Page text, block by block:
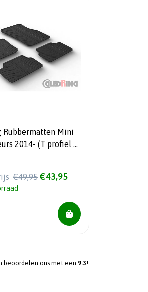
Rubbermatten Mini
2014- (T profiel 4-
€49,95 €43,95
beoordelen ons met een 9.3!